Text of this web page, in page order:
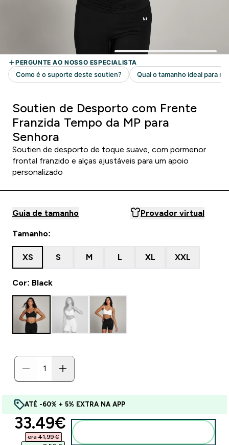
Soutien de Desporto com Frente
Franzida Tempo da MP para
Senhora
Soutien de desporto de toque suave, com pormenor
frontal franzido e alças ajustáveis para um apoio
personalizado
Guia de tamanho Provador virtual
Tamanho:
XS S M L XL XXL
Cor: Black
ATÉ -60% + 5% EXTRA NA APP
discounted price
33.49€‎
era 41,99 €‎